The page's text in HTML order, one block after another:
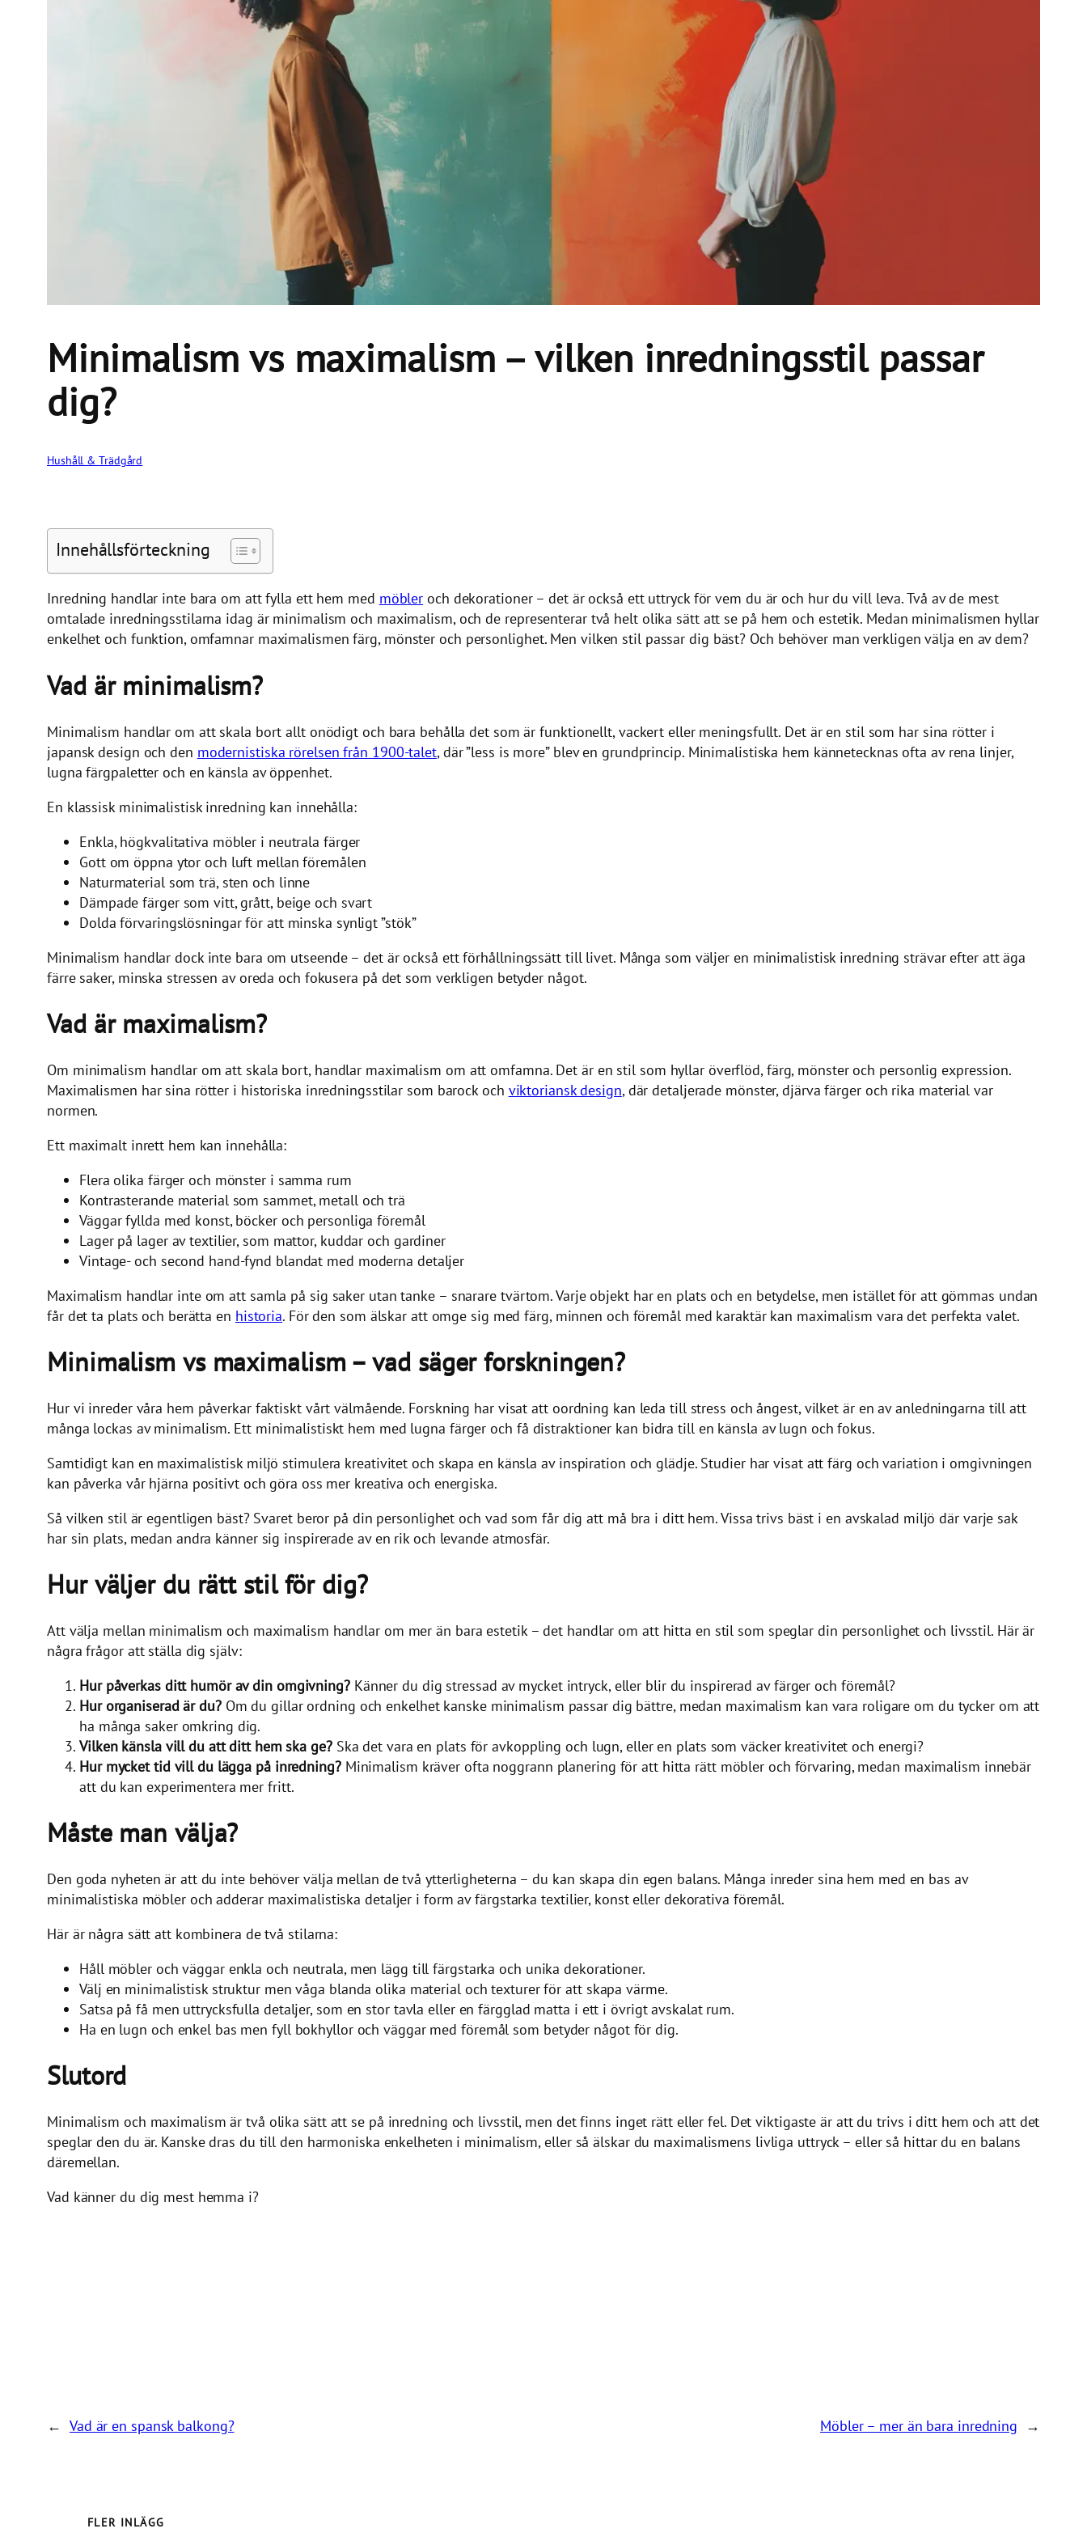
Minimalism vs maximalism – vilken inredningsstil passar
dig?
Hushåll & Trädgård
Innehållsförteckning
Inredning handlar inte bara om att fylla ett hem med möbler och dekorationer – det är också ett uttryck för vem du är och hur du vill leva. Två av de mest
omtalade inredningsstilarna idag är minimalism och maximalism, och de representerar två helt olika sätt att se på hem och estetik. Medan minimalismen hyllar
enkelhet och funktion, omfamnar maximalismen färg, mönster och personlighet. Men vilken stil passar dig bäst? Och behöver man verkligen välja en av dem?
Vad är minimalism?
Minimalism handlar om att skala bort allt onödigt och bara behålla det som är funktionellt, vackert eller meningsfullt. Det är en stil som har sina rötter i
japansk design och den modernistiska rörelsen från 1900-talet, där ”less is more” blev en grundprincip. Minimalistiska hem kännetecknas ofta av rena linjer,
lugna färgpaletter och en känsla av öppenhet.
En klassisk minimalistisk inredning kan innehålla:
Enkla, högkvalitativa möbler i neutrala färger
Gott om öppna ytor och luft mellan föremålen
Naturmaterial som trä, sten och linne
Dämpade färger som vitt, grått, beige och svart
Dolda förvaringslösningar för att minska synligt ”stök”
Minimalism handlar dock inte bara om utseende – det är också ett förhållningssätt till livet. Många som väljer en minimalistisk inredning strävar efter att äga
färre saker, minska stressen av oreda och fokusera på det som verkligen betyder något.
Vad är maximalism?
Om minimalism handlar om att skala bort, handlar maximalism om att omfamna. Det är en stil som hyllar överflöd, färg, mönster och personlig expression.
Maximalismen har sina rötter i historiska inredningsstilar som barock och viktoriansk design, där detaljerade mönster, djärva färger och rika material var
normen.
Ett maximalt inrett hem kan innehålla:
Flera olika färger och mönster i samma rum
Kontrasterande material som sammet, metall och trä
Väggar fyllda med konst, böcker och personliga föremål
Lager på lager av textilier, som mattor, kuddar och gardiner
Vintage- och second hand-fynd blandat med moderna detaljer
Maximalism handlar inte om att samla på sig saker utan tanke – snarare tvärtom. Varje objekt har en plats och en betydelse, men istället för att gömmas undan
får det ta plats och berätta en historia. För den som älskar att omge sig med färg, minnen och föremål med karaktär kan maximalism vara det perfekta valet.
Minimalism vs maximalism – vad säger forskningen?
Hur vi inreder våra hem påverkar faktiskt vårt välmående. Forskning har visat att oordning kan leda till stress och ångest, vilket är en av anledningarna till att
många lockas av minimalism. Ett minimalistiskt hem med lugna färger och få distraktioner kan bidra till en känsla av lugn och fokus.
Samtidigt kan en maximalistisk miljö stimulera kreativitet och skapa en känsla av inspiration och glädje. Studier har visat att färg och variation i omgivningen
kan påverka vår hjärna positivt och göra oss mer kreativa och energiska.
Så vilken stil är egentligen bäst? Svaret beror på din personlighet och vad som får dig att må bra i ditt hem. Vissa trivs bäst i en avskalad miljö där varje sak
har sin plats, medan andra känner sig inspirerade av en rik och levande atmosfär.
Hur väljer du rätt stil för dig?
Att välja mellan minimalism och maximalism handlar om mer än bara estetik – det handlar om att hitta en stil som speglar din personlighet och livsstil. Här är
några frågor att ställa dig själv:
Hur påverkas ditt humör av din omgivning?Känner du dig stressad av mycket intryck, eller blir du inspirerad av färger och föremål?
Hur organiserad är du?Om du gillar ordning och enkelhet kanske minimalism passar dig bättre, medan maximalism kan vara roligare om du tycker om att
ha många saker omkring dig.
Vilken känsla vill du att ditt hem ska ge?Ska det vara en plats för avkoppling och lugn, eller en plats som väcker kreativitet och energi?
Hur mycket tid vill du lägga på inredning?Minimalism kräver ofta noggrann planering för att hitta rätt möbler och förvaring, medan maximalism innebär
att du kan experimentera mer fritt.
Måste man välja?
Den goda nyheten är att du inte behöver välja mellan de två ytterligheterna – du kan skapa din egen balans. Många inreder sina hem med en bas av
minimalistiska möbler och adderar maximalistiska detaljer i form av färgstarka textilier, konst eller dekorativa föremål.
Här är några sätt att kombinera de två stilarna:
Håll möbler och väggar enkla och neutrala, men lägg till färgstarka och unika dekorationer.
Välj en minimalistisk struktur men våga blanda olika material och texturer för att skapa värme.
Satsa på få men uttrycksfulla detaljer, som en stor tavla eller en färgglad matta i ett i övrigt avskalat rum.
Ha en lugn och enkel bas men fyll bokhyllor och väggar med föremål som betyder något för dig.
Slutord
Minimalism och maximalism är två olika sätt att se på inredning och livsstil, men det finns inget rätt eller fel. Det viktigaste är att du trivs i ditt hem och att det
speglar den du är. Kanske dras du till den harmoniska enkelheten i minimalism, eller så älskar du maximalismens livliga uttryck – eller så hittar du en balans
däremellan.
Vad känner du dig mest hemma i?
← Vad är en spansk balkong? Möbler – mer än bara inredning →
FLER INLÄGG